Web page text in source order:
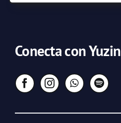
Conecta con Yuzin